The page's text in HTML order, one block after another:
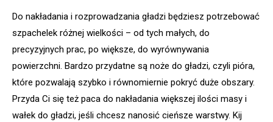
Do nakładania i rozprowadzania gładzi będziesz potrzebować
szpachelek różnej wielkości – od tych małych, do
precyzyjnych prac, po większe, do wyrównywania
powierzchni. Bardzo przydatne są noże do gładzi, czyli pióra,
które pozwalają szybko i równomiernie pokryć duże obszary.
Przyda Ci się też paca do nakładania większej ilości masy i
wałek do gładzi, jeśli chcesz nanosić cieńsze warstwy. Kij